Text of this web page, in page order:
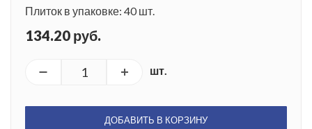
Плиток в упаковке: 40 шт.
134.20 руб.
шт.
ДОБАВИТЬ В КОРЗИНУ